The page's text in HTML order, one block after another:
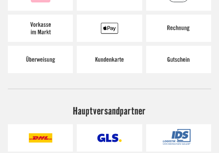
Hauptversandpartner